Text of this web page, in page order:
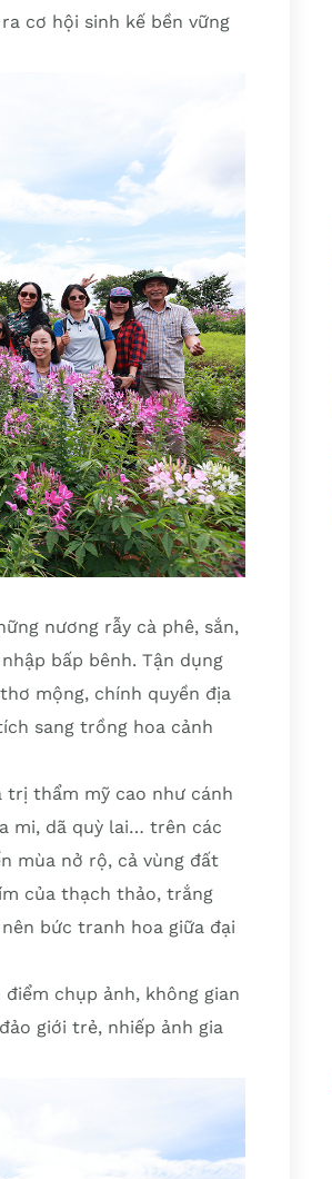
cơ hội sinh kế bền vững
nương rẫy cà phê, sắn,
bấp bênh. Tận dụng
mộng, chính quyền địa
sang trồng hoa cảnh
trị thẩm mỹ cao như cánh
mi, dã quỳ lai… trên các
mùa nở rộ, cả vùng đất
của thạch thảo, trắng
bức tranh hoa giữa đại
chụp ảnh, không gian
giới trẻ, nhiếp ảnh gia